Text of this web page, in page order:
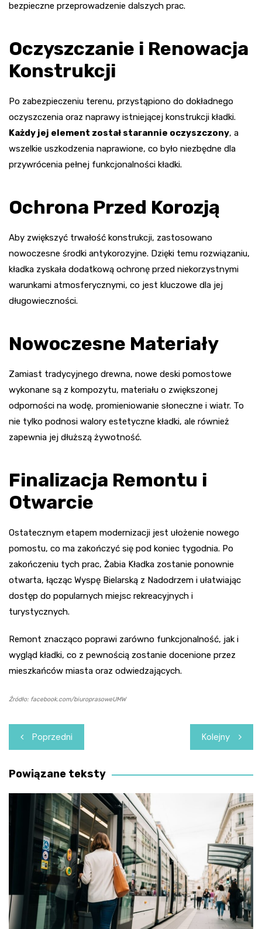
bezpieczne przeprowadzenie dalszych prac.
Oczyszczanie i Renowacja
Konstrukcji
Po zabezpieczeniu terenu, przystąpiono do dokładnego
oczyszczenia oraz naprawy istniejącej konstrukcji kładki.
Każdy jej element został starannie oczyszczony, a
wszelkie uszkodzenia naprawione, co było niezbędne dla
przywrócenia pełnej funkcjonalności kładki.
Ochrona Przed Korozją
Aby zwiększyć trwałość konstrukcji, zastosowano
nowoczesne środki antykorozyjne. Dzięki temu rozwiązaniu,
kładka zyskała dodatkową ochronę przed niekorzystnymi
warunkami atmosferycznymi, co jest kluczowe dla jej
długowieczności.
Nowoczesne Materiały
Zamiast tradycyjnego drewna, nowe deski pomostowe
wykonane są z kompozytu, materiału o zwiększonej
odporności na wodę, promieniowanie słoneczne i wiatr. To
nie tylko podnosi walory estetyczne kładki, ale również
zapewnia jej dłuższą żywotność.
Finalizacja Remontu i
Otwarcie
Ostatecznym etapem modernizacji jest ułożenie nowego
pomostu, co ma zakończyć się pod koniec tygodnia. Po
zakończeniu tych prac, Żabia Kładka zostanie ponownie
otwarta, łącząc Wyspę Bielarską z Nadodrzem i ułatwiając
dostęp do popularnych miejsc rekreacyjnych i
turystycznych.
Remont znacząco poprawi zarówno funkcjonalność, jak i
wygląd kładki, co z pewnością zostanie docenione przez
mieszkańców miasta oraz odwiedzających.
Źródło: facebook.com/biuroprasoweUMW
Nawigacja
wpisu
Poprzedni Kolejny
Powiązane teksty